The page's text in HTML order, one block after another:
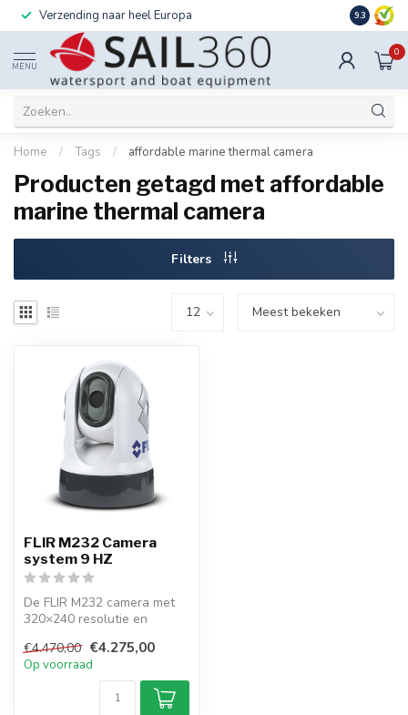
Verzending naar heel Europa Ook
9.3
MENU
0
Home / Tags / affordable marine thermal camera
Producten getagd met affordable
marine thermal camera
Filters
FLIR M232 Camera
system 9 HZ
De FLIR M232 camera met
320×240 resolutie en
verbetert veili...
€4.470,00 €4.275,00
Op voorraad